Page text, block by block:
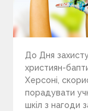
До Дня
християн-
Херсоні,
порадувати
шкіл з нагоди